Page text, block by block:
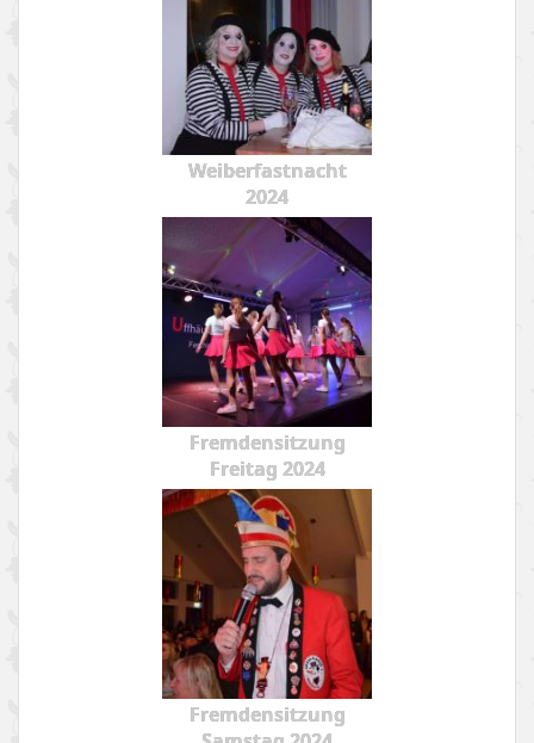
Weiberfastnacht
2024
Fremdensitzung
Freitag 2024
Fremdensitzung